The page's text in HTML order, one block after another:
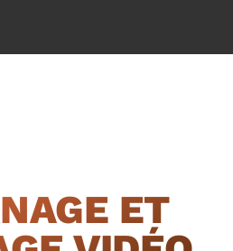
ET